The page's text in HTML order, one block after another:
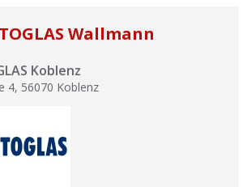
Wallmann
Koblenz
4, 56070 Koblenz